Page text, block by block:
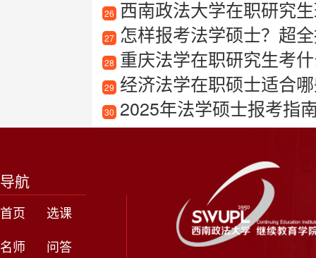
26 西南政法大学在职研究
27 怎样报考法学硕士？超
28 重庆法学在职研究生考
29 经济法学在职硕士适合
30 2025年法学硕士报考指南
导航
首页
选课
名师
问答